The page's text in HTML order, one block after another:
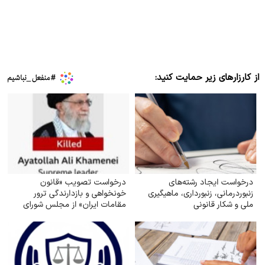
از کارزارهای زیر حمایت کنید:
درخواست ایجاد رشته‌های
زنبوردرمانی، زنبورداری، ماهیگیری
ملی و شکار قانونی
درخواست تصویب «قانون
خونخواهی و بازدارندگی ترور
مقامات ایران» از مجلس شورای